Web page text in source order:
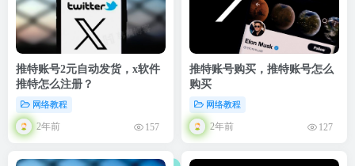
推特账号2元自动发货，x软件
推特怎么注册？
网络教程
2年前 157
推特账号购买，推特账号怎么
购买
网络教程
2年前 127